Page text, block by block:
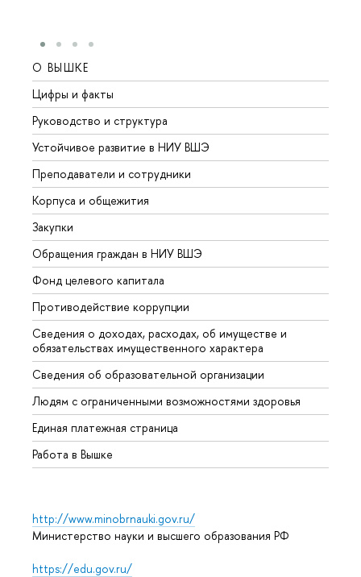
О ВЫШКЕ
Цифры и факты
Руководство и структура
Устойчивое развитие в НИУ ВШЭ
Преподаватели и сотрудники
Корпуса и общежития
Закупки
Обращения граждан в НИУ ВШЭ
Фонд целевого капитала
Противодействие коррупции
Сведения о доходах, расходах, об имуществе и
обязательствах имущественного характера
Сведения об образовательной организации
Людям с ограниченными возможностями здоровья
Единая платежная страница
Работа в Вышке
http://www.minobrnauki.gov.ru/
Министерство науки и высшего образования РФ
https://edu.gov.ru/